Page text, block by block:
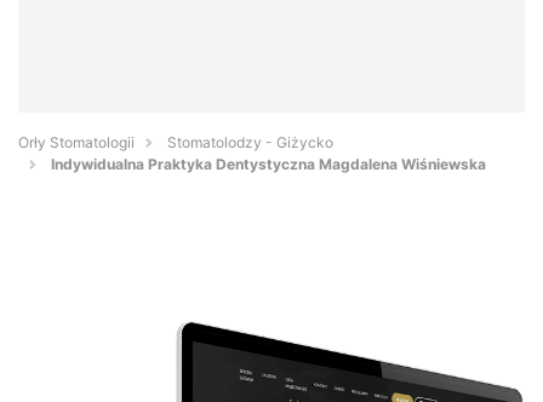
Orły Stomatologii
Stomatolodzy - Giżycko
Indywidualna Praktyka Dentystyczna Magdalena Wiśniewska